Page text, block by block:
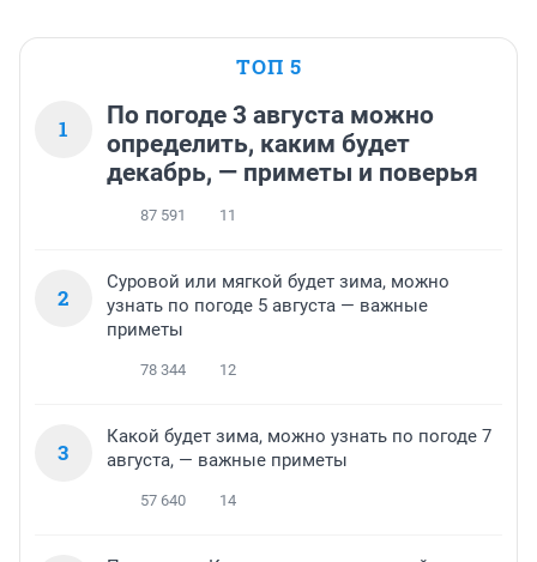
ТОП 5
1
По погоде 3 августа можно
определить, каким будет
декабрь, — приметы и поверья
87 591 11
2
Суровой или мягкой будет зима, можно
узнать по погоде 5 августа — важные
приметы
78 344 12
3
Какой будет зима, можно узнать по погоде 7
августа, — важные приметы
57 640 14